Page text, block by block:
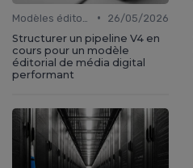
•
26/05/2026
Structurer un pipeline V4 en
cours pour un modèle
éditorial de média digital
performant